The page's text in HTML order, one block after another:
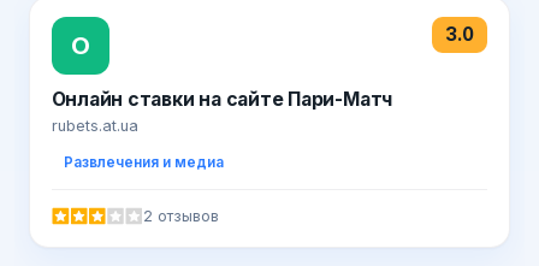
О 3.0
Онлайн ставки на сайте Пари-Матч
rubets.at.ua
Развлечения и медиа
2 отзывов